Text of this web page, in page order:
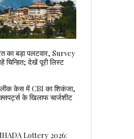
का बड़ा पलटवार, Survey
देखें पूरी लिस्ट
केस में CBI का शिकंजा,
के खिलाफ चार्जशीट
Lottery 2026: